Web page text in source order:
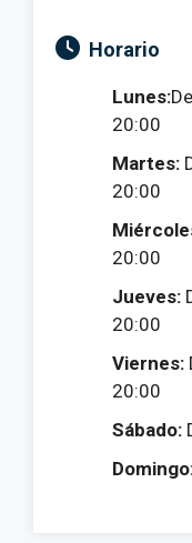
Horario
Lunes:
20:00
Martes:
20:00
20:00
Jueves:
20:00
Viernes:
20:00
Sábado: